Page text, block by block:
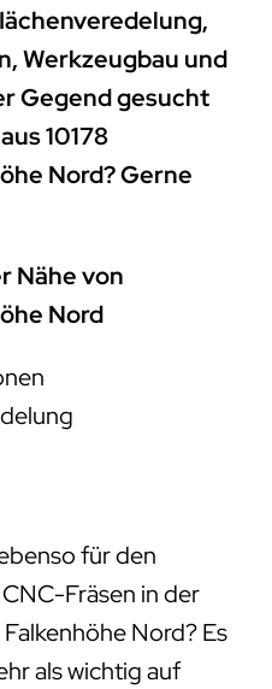
Werkzeugbau und
Gegend gesucht
10178
Nord? Gerne
Nähe von
Nord
für den
Fräsen in der
Nord? Es
als wichtig auf